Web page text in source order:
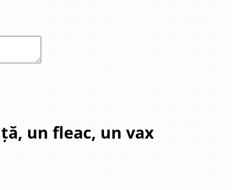
un fleac, un vax